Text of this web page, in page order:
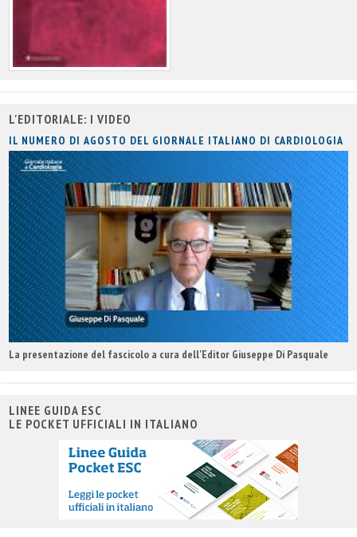
L'EDITORIALE: I VIDEO
IL NUMERO DI AGOSTO DEL GIORNALE ITALIANO DI CARDIOLOGIA
La presentazione del fascicolo a cura dell'Editor Giuseppe Di Pasquale
LINEE GUIDA ESC
LE POCKET UFFICIALI IN ITALIANO